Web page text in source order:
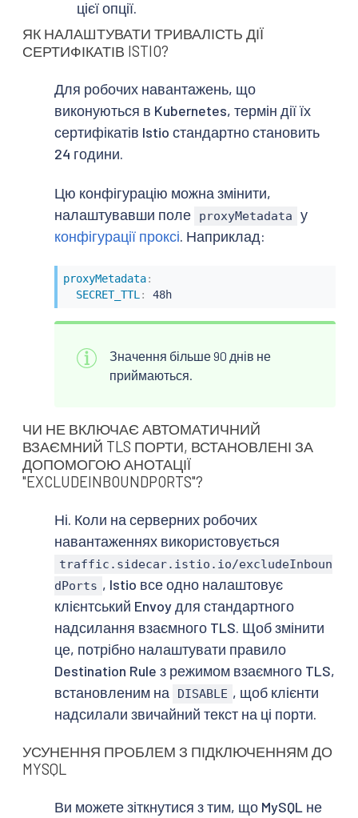
цієї опції.
ЯК НАЛАШТУВАТИ ТРИВАЛІСТЬ ДІЇ
СЕРТИФІКАТІВ ISTIO?
Для робочих навантажень, що
виконуються в Kubernetes, термін дії їх
сертифікатів Istio стандартно становить
24 години.
Цю конфігурацію можна змінити,
налаштувавши поле
proxyMetadata
у
конфігурації проксі. Наприклад:
proxyMetadata:
SECRET_TTL: 48h
Значення більше 90 днів не
приймаються.
ЧИ НЕ ВКЛЮЧАЄ АВТОМАТИЧНИЙ
ВЗАЄМНИЙ TLS ПОРТИ, ВСТАНОВЛЕНІ ЗА
ДОПОМОГОЮ АНОТАЦІЇ
"EXCLUDEINBOUNDPORTS"?
Ні. Коли на серверних робочих
навантаженнях використовується
traffic.sidecar.istio.io/excludeInboun
dPorts , Istio все одно налаштовує
клієнтський Envoy для стандартного
надсилання взаємного TLS. Щоб змінити
це, потрібно налаштувати правило
Destination Rule з режимом взаємного TLS,
встановленим на
DISABLE , щоб клієнти
надсилали звичайний текст на ці порти.
УСУНЕННЯ ПРОБЛЕМ З ПІДКЛЮЧЕННЯМ ДО
MYSQL
Ви можете зіткнутися з тим, що MySQL не